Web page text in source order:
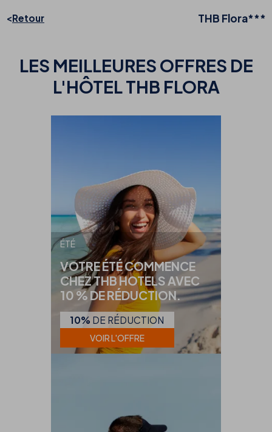
Retour THB Flora***
LES MEILLEURES OFFRES DE
L'HÔTEL THB FLORA
ÉTÉ
VOTRE ÉTÉ COMMENCE
CHEZ THB HOTELS AVEC
10 % DE RÉDUCTION.
10% DE RÉDUCTION
VOIR L'OFFRE